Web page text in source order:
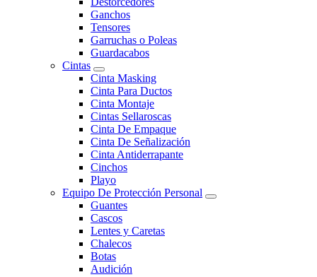
Ganchos
Tensores
Garruchas o Poleas
Guardacabos
Cintas
Cinta Masking
Cinta Para Ductos
Cinta Montaje
Cintas Sellaroscas
Cinta De Empaque
Cinta De Señalización
Cinta Antiderrapante
Cinchos
Playo
Equipo De Protección Personal
Guantes
Cascos
Lentes y Caretas
Chalecos
Botas
Audición